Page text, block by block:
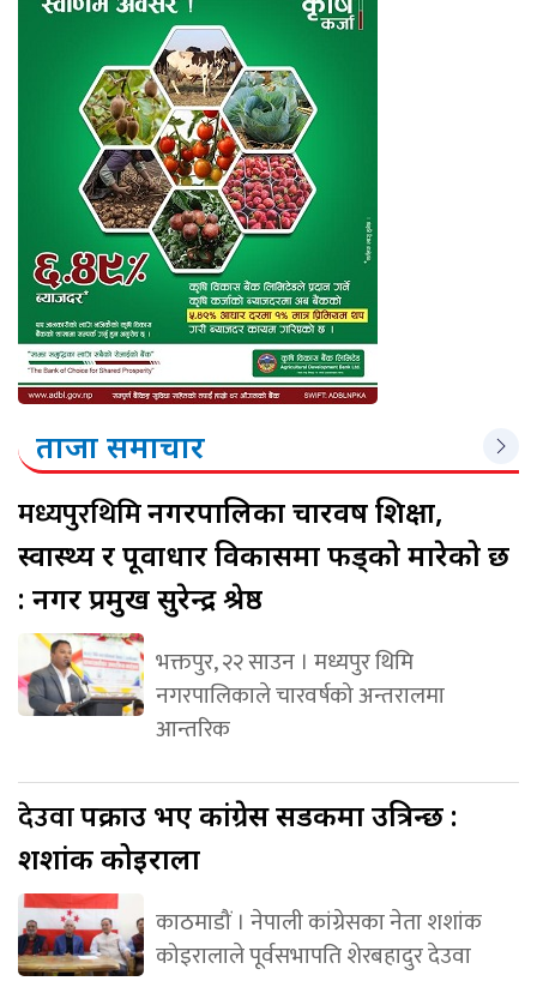
ताजा समाचार
मध्यपुरथिमिनगरपालिका चारवर्ष शिक्षा,
स्वास्थ्य र पूर्वाधार विकासमा फड्को मारेको छ
: नगर प्रमुख सुरेन्द्र श्रेष्ठ
भक्तपुर, २२ साउन । मध्यपुर थिमि
नगरपालिकाले चारवर्षको अन्तरालमा
आन्तरिक
देउवापक्राउ भए कांग्रेस सडकमा उत्रिन्छ :
शशांक कोइराला
काठमाडौं । नेपाली कांग्रेसका नेता शशांक
कोइरालाले पूर्वसभापति शेरबहादुर देउवा